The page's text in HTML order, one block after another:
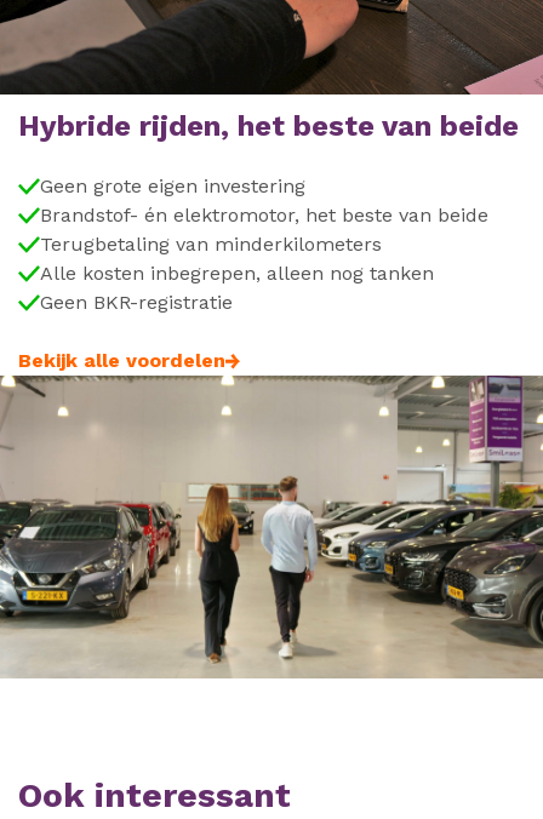
Hybride rijden, het beste van beide
Geen grote eigen investering
Brandstof- én elektromotor, het beste van beide
Terugbetaling van minderkilometers
Alle kosten inbegrepen, alleen nog tanken
Geen BKR-registratie
Bekijk alle voordelen
Ook interessant